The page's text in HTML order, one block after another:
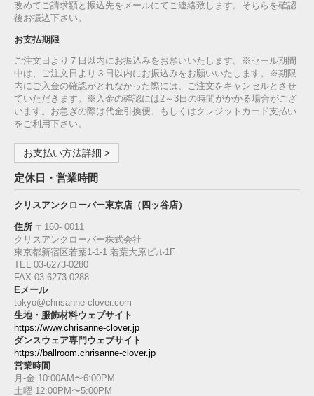
改めてご請求額と振込先をメールにてご連絡致します。そちらを確認
後お振込下さい。
お支払期限
ご注文日より７日以内にお振込みをお願いいたします。※セール期間
中は、ご注文日より３日以内にお振込みをお願いいたします。※期限
内にご入金の確認がとれなかった際には、ご注文をキャンセルとさせ
ていただきます。※入金の確認には2～3日の時間がかかる場合がござ
います。お急ぎの際は代金引換便、もしくはクレジットカード支払い
をご利用下さい。
お支払い方法詳細 >
定休日・営業時間
クリスアンクローバー東京店（四ッ谷店）
住所 〒160‐ 0011
クリスアンクローバー株式会社
東京都新宿区若葉1‐1-1 若葉大原ビル1F
TEL 03-6273-0280
FAX 03-6273-0288
Eメール
tokyo@chrisanne-clover.com
生地・服飾材料ウェブサイト
https://www.chrisanne-clover.jp
ダンスウェア専門ウェブサイト
https://ballroom.chrisanne-clover.jp
営業時間
月-金 10:00AM〜6:00PM
土曜 12:00PM〜5:00PM